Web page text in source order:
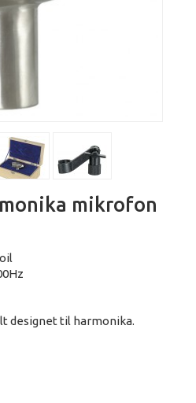
mikrofon
designet til harmonika.